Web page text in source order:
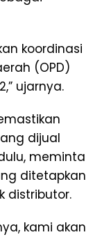
koordinasi
(OPD)
ujarnya.
dijual
meminta
ditetapkan
distributor.
kami akan